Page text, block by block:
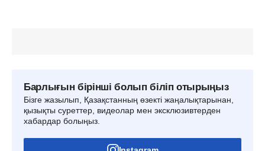
Барлығын бірінші болып біліп отырыңыз
Бізге жазылып, Қазақстанның өзекті жаңалықтарынан,
қызықты суреттер, видеолар мен эксклюзивтерден
хабардар болыңыз.